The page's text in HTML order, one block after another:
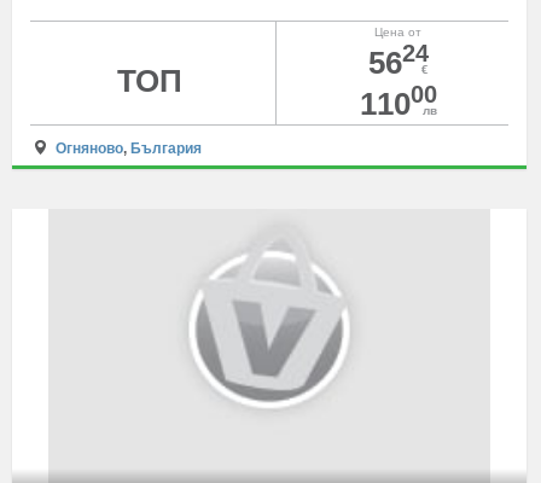
Цена от
5624
€
11000
лв
ТОП
Огняново, България